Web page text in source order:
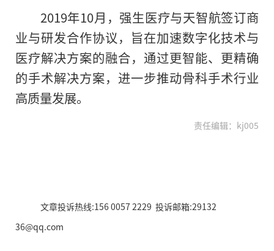
2019年10月，强生医疗与天智航签订商
业与研发合作协议，旨在加速数字化技术与
医疗解决方案的融合，通过更智能、更精确
的手术解决方案，进一步推动骨科手术行业
高质量发展。
责任编辑：kj005
文章投诉热线:156 0057 2229 投诉邮箱:29132
36@qq.com